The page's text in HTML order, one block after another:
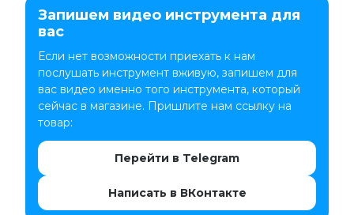
Запишем видео инструмента для
вас
Если нет возможности приехать к нам
послушать инструмент вживую, запишем для
вас видео именно того инструмента, который
сейчас в магазине. Пришлите нам ссылку на
товар:
Перейти в Telegram
Написать в ВКонтакте